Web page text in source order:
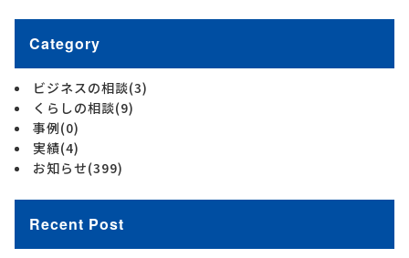
Category
ビジネスの相談(3)
くらしの相談(9)
事例(0)
実績(4)
お知らせ(399)
Recent Post